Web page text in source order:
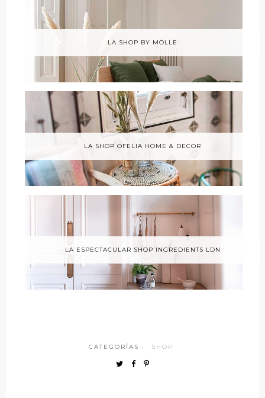
LA SHOP BY MÖLLE
LA SHOP OFELIA HOME & DECOR
LA ESPECTACULAR SHOP INGREDIENTS LDN
CATEGORÍAS · SHOP